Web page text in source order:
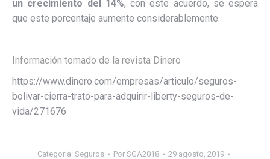
un crecimiento del 14%, con este acuerdo, se espera
que este porcentaje aumente considerablemente.
Información tomado de la revista Dinero
https://www.dinero.com/empresas/articulo/seguros-
bolivar-cierra-trato-para-adquirir-liberty-seguros-de-
vida/271676
Categoría: Seguros Por SGA2018
29 agosto, 2019